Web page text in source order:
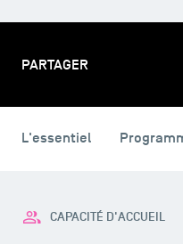
PARTAGER
L'essentiel
CAPACITÉ D'ACCUEIL